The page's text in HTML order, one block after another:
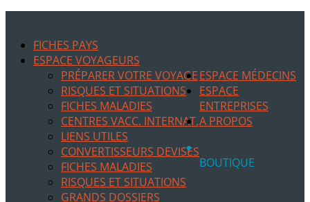
FICHES PAYS
ESPACE VOYAGEURS
PRÉPARER VOTRE VOYAGE
RISQUES ET SITUATIONS
FICHES MALADIES
CENTRES VACC. INTERNAT.
LIENS UTILES
CONVERTISSEURS DEVISES
ESPACE MÉDECINS
FICHES MALADIES
RISQUES ET SITUATIONS
GRANDS DOSSIERS
ESPACE
ENTREPRISES
A PROPOS
BOUTIQUE